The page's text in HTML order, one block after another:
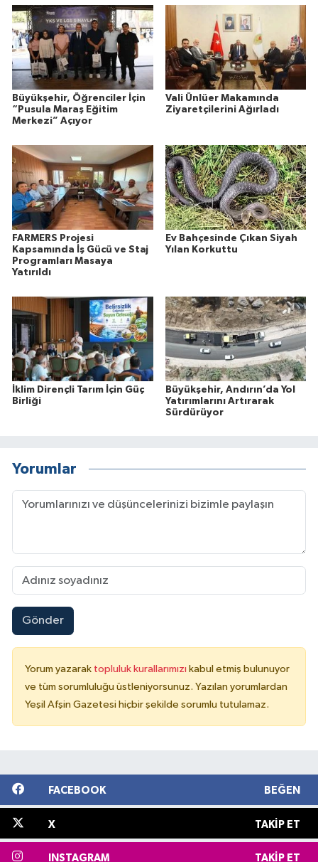
Büyükşehir, Öğrenciler İçin
“Pusula Maraş Eğitim
Merkezi” Açıyor
Vali Ünlüer Makamında
Ziyaretçilerini Ağırladı
FARMERS Projesi
Kapsamında İş Gücü ve Staj
Programları Masaya
Yatırıldı
Ev Bahçesinde Çıkan Siyah
Yılan Korkuttu
İklim Dirençli Tarım İçin Güç
Birliği
Büyükşehir, Andırın’da Yol
Yatırımlarını Artırarak
Sürdürüyor
Yorumlar
Gönder
Yorum yazarak topluluk kurallarımızı kabul etmiş bulunuyor
ve tüm sorumluluğu üstleniyorsunuz. Yazılan yorumlardan
Yeşil Afşin Gazetesi hiçbir şekilde sorumlu tutulamaz.
FACEBOOK BEĞEN
X TAKIP ET
INSTAGRAM TAKIP ET